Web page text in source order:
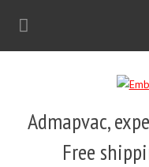
Admapvac,
Free